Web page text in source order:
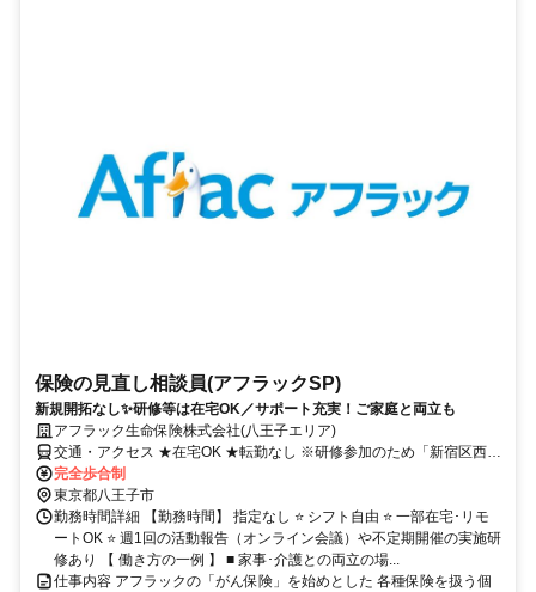
保険の見直し相談員(アフラックSP)
新規開拓なし✨研修等は在宅OK／サポート充実！ご家庭と両立も
アフラック生命保険株式会社(八王子エリア)
交通・アクセス ★在宅OK ★転勤なし ※研修参加のため「新宿区西新
宿」への出社あり
完全歩合制
東京都八王子市
勤務時間詳細 【勤務時間】 指定なし ⭐ シフト自由 ⭐ 一部在宅･リモ
ートOK ⭐ 週1回の活動報告（オンライン会議）や不定期開催の実施研
修あり 【 働き方の一例 】 ■ 家事･介護との両立の場...
仕事内容 アフラックの「がん保険」を始めとした 各種保険を扱う個